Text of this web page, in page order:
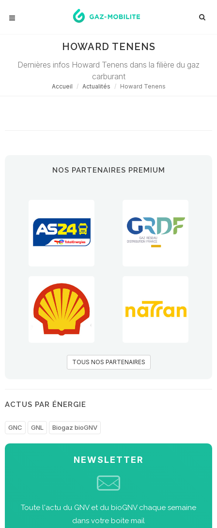
HOWARD TENENS
Dernières infos Howard Tenens dans la filière du gaz
carburant
Accueil Actualités Howard Tenens
NOS PARTENAIRES PREMIUM
TOUS NOS PARTENAIRES
ACTUS PAR ÉNERGIE
GNC GNL Biogaz bioGNV
NEWSLETTER
Toute l'actu du GNV et du bioGNV chaque semaine
dans votre boite mail